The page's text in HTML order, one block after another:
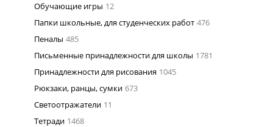
Обучающие игры 12
Папки школьные, для студенческих работ 476
Пеналы 485
Письменные принадлежности для школы 1781
Принадлежности для рисования 1045
Рюкзаки, ранцы, сумки 673
Светоотражатели 11
Тетради 1468